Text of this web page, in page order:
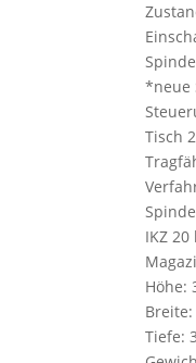
*neue
Tisch
IKZ 20
Höhe:
Tiefe: